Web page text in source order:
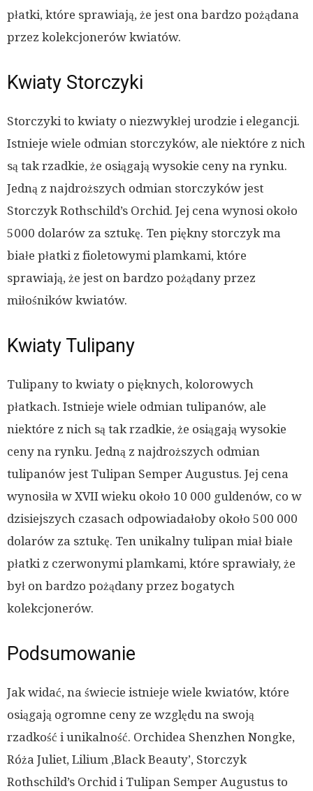
płatki, które sprawiają, że jest ona bardzo pożądana
przez kolekcjonerów kwiatów.
Kwiaty Storczyki
Storczyki to kwiaty o niezwykłej urodzie i elegancji.
Istnieje wiele odmian storczyków, ale niektóre z nich
są tak rzadkie, że osiągają wysokie ceny na rynku.
Jedną z najdroższych odmian storczyków jest
Storczyk Rothschild’s Orchid. Jej cena wynosi około
5000 dolarów za sztukę. Ten piękny storczyk ma
białe płatki z fioletowymi plamkami, które
sprawiają, że jest on bardzo pożądany przez
miłośników kwiatów.
Kwiaty Tulipany
Tulipany to kwiaty o pięknych, kolorowych
płatkach. Istnieje wiele odmian tulipanów, ale
niektóre z nich są tak rzadkie, że osiągają wysokie
ceny na rynku. Jedną z najdroższych odmian
tulipanów jest Tulipan Semper Augustus. Jej cena
wynosiła w XVII wieku około 10 000 guldenów, co w
dzisiejszych czasach odpowiadałoby około 500 000
dolarów za sztukę. Ten unikalny tulipan miał białe
płatki z czerwonymi plamkami, które sprawiały, że
był on bardzo pożądany przez bogatych
kolekcjonerów.
Podsumowanie
Jak widać, na świecie istnieje wiele kwiatów, które
osiągają ogromne ceny ze względu na swoją
rzadkość i unikalność. Orchidea Shenzhen Nongke,
Róża Juliet, Lilium ‚Black Beauty’, Storczyk
Rothschild’s Orchid i Tulipan Semper Augustus to